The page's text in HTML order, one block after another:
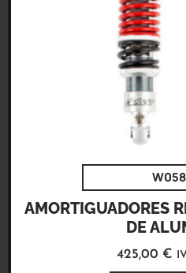
AMORTIGUADORES
DE
425,00 €